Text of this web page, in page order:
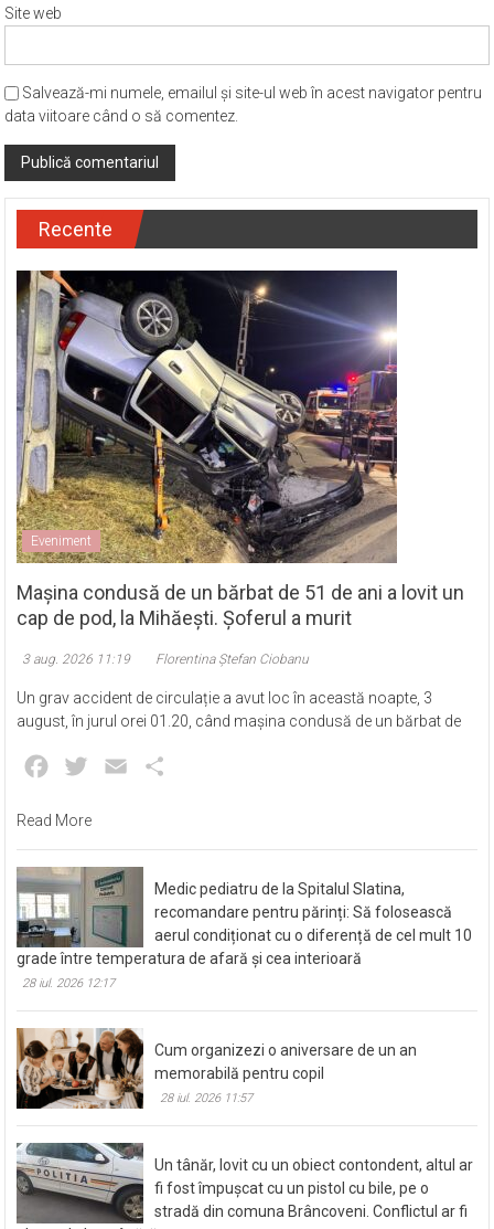
Site web
Salvează-mi numele, emailul și site-ul web în acest navigator pentru
data viitoare când o să comentez.
Recente
Eveniment
Mașina condusă de un bărbat de 51 de ani a lovit un
cap de pod, la Mihăești. Șoferul a murit
3 aug. 2026 11:19 Florentina Ștefan Ciobanu
Un grav accident de circulație a avut loc în această noapte, 3
august, în jurul orei 01.20, când mașina condusă de un bărbat de
Facebook
Twitter Email
Read More
Medic pediatru de la Spitalul Slatina,
recomandare pentru părinți: Să folosească
aerul condiționat cu o diferență de cel mult 10
grade între temperatura de afară și cea interioară
28 iul. 2026 12:17
Cum organizezi o aniversare de un an
memorabilă pentru copil
28 iul. 2026 11:57
Un tânăr, lovit cu un obiect contondent, altul ar
fi fost împușcat cu un pistol cu bile, pe o
stradă din comuna Brâncoveni. Conflictul ar fi